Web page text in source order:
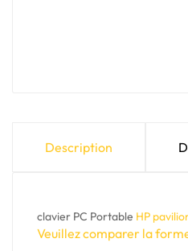
Description
clavier PC Portable HP
Veuillez comparer la